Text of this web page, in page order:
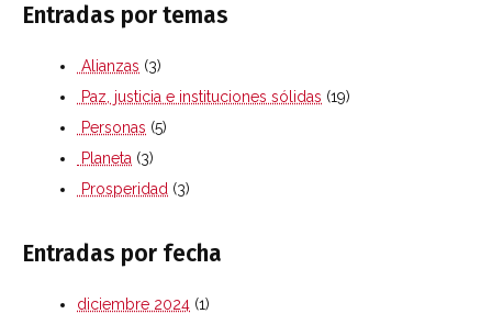
Entradas por temas
Alianzas (3)
Paz, justicia e instituciones sólidas (19)
Personas (5)
Planeta (3)
Prosperidad (3)
Entradas por fecha
diciembre 2024 (1)